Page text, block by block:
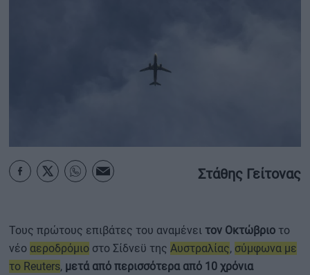
Στάθης Γείτονας
Τους πρώτους επιβάτες του αναμένει τον Οκτώβριο το
νέο αεροδρόμιο στο Σίδνεϋ της Αυστραλίας, σύμφωνα με
το Reuters, μετά από περισσότερα από 10 χρόνια